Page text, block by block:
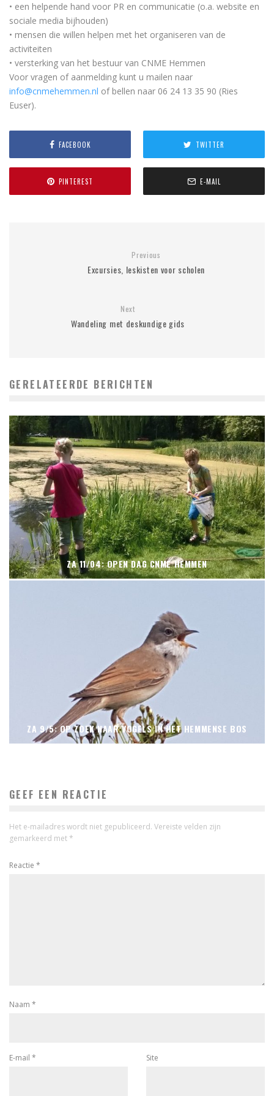
• een helpende hand voor PR en communicatie (o.a. website en
sociale media bijhouden)
• mensen die willen helpen met het organiseren van de
activiteiten
• versterking van het bestuur van CNME Hemmen
Voor vragen of aanmelding kunt u mailen naar
info@cnmehemmen.nl of bellen naar 06 24 13 35 90 (Ries
Euser).
FACEBOOK TWITTER
PINTEREST E-MAIL
Previous
Excursies, leskisten voor scholen
Next
Wandeling met deskundige gids
GERELATEERDE BERICHTEN
ZA 11/04: OPEN DAG CNME HEMMEN
ZA 9/5: OP ZOEK NAAR VOGELS IN HET HEMMENSE BOS
GEEF EEN REACTIE
Het e-mailadres wordt niet gepubliceerd. Vereiste velden zijn
gemarkeerd met *
Reactie *
Naam *
E-mail * Site